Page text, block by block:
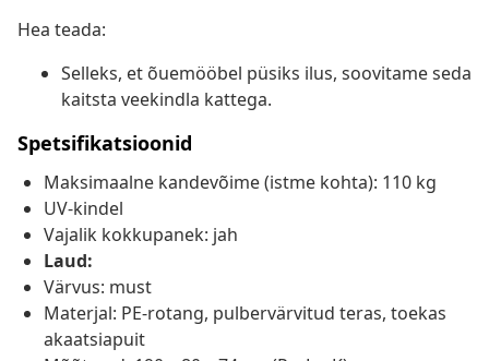
Hea teada:
Selleks, et õuemööbel püsiks ilus, soovitame seda
kaitsta veekindla kattega.
Spetsifikatsioonid
Maksimaalne kandevõime (istme kohta): 110 kg
UV-kindel
Vajalik kokkupanek: jah
Laud:
Värvus: must
Materjal: PE-rotang, pulbervärvitud teras, toekas
akaatsiapuit